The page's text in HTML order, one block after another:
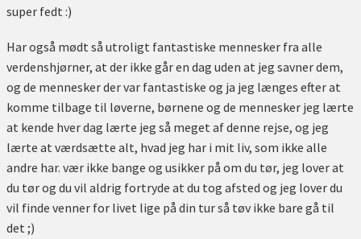
super fedt :)
Har også mødt så utroligt fantastiske mennesker fra alle
verdenshjørner, at der ikke går en dag uden at jeg savner dem,
og de mennesker der var fantastiske og ja jeg længes efter at
komme tilbage til løverne, børnene og de mennesker jeg lærte
at kende hver dag lærte jeg så meget af denne rejse, og jeg
lærte at værdsætte alt, hvad jeg har i mit liv, som ikke alle
andre har. vær ikke bange og usikker på om du tør, jeg lover at
du tør og du vil aldrig fortryde at du tog afsted og jeg lover du
vil finde venner for livet lige på din tur så tøv ikke bare gå til
det ;)